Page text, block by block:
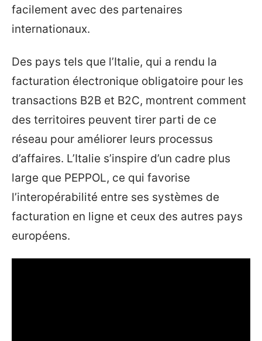
facilement avec des partenaires
internationaux.
Des pays tels que l’Italie, qui a rendu la
facturation électronique obligatoire pour les
transactions B2B et B2C, montrent comment
des territoires peuvent tirer parti de ce
réseau pour améliorer leurs processus
d’affaires. L’Italie s’inspire d’un cadre plus
large que PEPPOL, ce qui favorise
l’interopérabilité entre ses systèmes de
facturation en ligne et ceux des autres pays
européens.